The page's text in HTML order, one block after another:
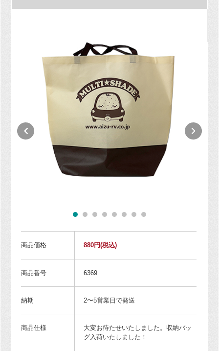
商品価格 880円(税込)
商品番号 6369
納期 2〜5営業日で発送
商品仕様
大変お待たせいたしました。収納バッ
グ入荷いたしました！